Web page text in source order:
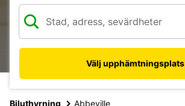
Välj upphämtningsplats
Biluthyrning Abbeville